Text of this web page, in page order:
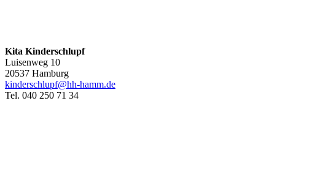
Kita Kinderschlupf
Luisenweg 10
20537 Hamburg
kinderschlupf@hh-hamm.de
Tel. 040 250 71 34